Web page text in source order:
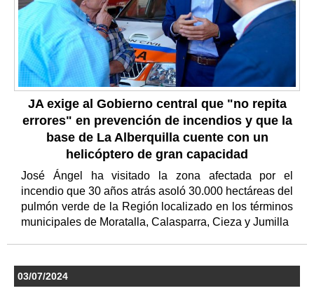
JA exige al Gobierno central que "no repita
errores" en prevención de incendios y que la
base de La Alberquilla cuente con un
helicóptero de gran capacidad
José Ángel ha visitado la zona afectada por el
incendio que 30 años atrás asoló 30.000 hectáreas del
pulmón verde de la Región localizado en los términos
municipales de Moratalla, Calasparra, Cieza y Jumilla
03/07/2024